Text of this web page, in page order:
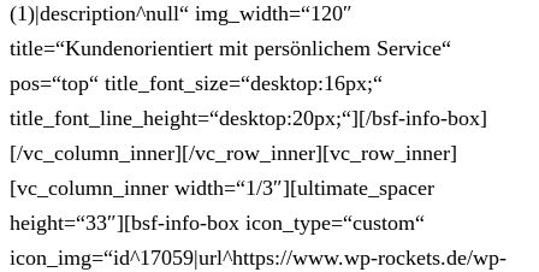
(1)|description^null“ img_width=“120″
title=“Kundenorientiert mit persönlichem Service“
pos=“top“ title_font_size=“desktop:16px;“
title_font_line_height=“desktop:20px;“][/bsf-info-box]
[/vc_column_inner][/vc_row_inner][vc_row_inner]
[vc_column_inner width=“1/3″][ultimate_spacer
height=“33″][bsf-info-box icon_type=“custom“
icon_img=“id^17059|url^https://www.wp-rockets.de/wp-